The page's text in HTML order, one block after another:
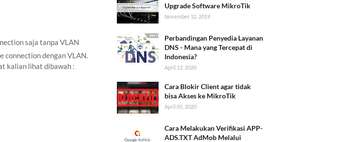
saja tanpa VLAN
connection dengan VLAN.
kalian lihat dibawah :
Upgrade Software MikroTik
November 12, 2019
Perbandingan Penyedia Layanan
DNS - Mana yang Tercepat di
Indonesia?
April 12, 2020
Cara Blokir Client agar tidak
bisa Akses ke MikroTik
April 05, 2020
Cara Melakukan Verifikasi APP-
ADS.TXT AdMob Melalui